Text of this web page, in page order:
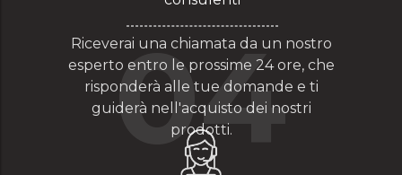
04
Riceverai una chiamata da un nostro
esperto entro le prossime 24 ore, che
risponderà alle tue domande e ti
guiderà nell'acquisto dei nostri
prodotti.